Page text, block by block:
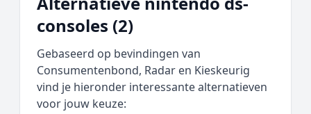
consoles (2)
Gebaseerd op bevindingen van
Consumentenbond, Radar en Kieskeurig
vind je hieronder interessante alternatieven
voor jouw keuze: